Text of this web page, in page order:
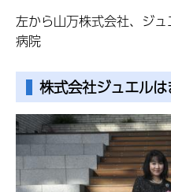
左から山万株式会社、ジ
病院
株式会社ジュエルは